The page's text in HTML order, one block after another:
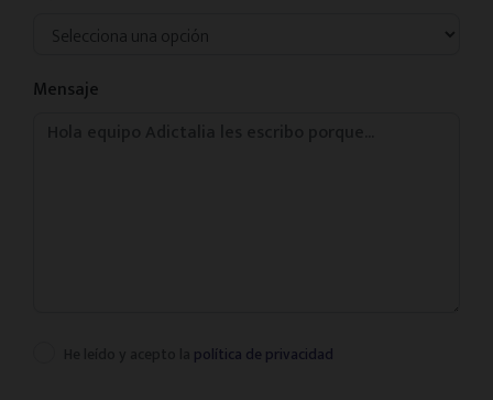
Mensaje
política de privacidad